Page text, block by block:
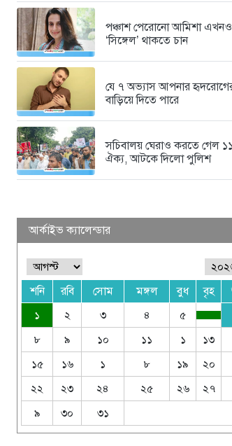
পঞ্চাশ পেরোনো আমিশা এখনও
‘সিঙ্গেল’ থাকতে চান
যে ৭ অভ্যাস আপনার
বাড়িয়ে দিতে পারে
সচিবালয় ঘেরাও করতে গেল
ঐক্য, আটকে দিলো পুলিশ
আর্কাইভ ক্যালেন্ডার
শনি রবি সোম মঙ্গল বুধ বৃহ
১ ২ ৩ ৪ ৫
৮
৯ ১০ ১১ ১ ১৩
১৫
১৬ ১ ৮ ১৯ ২০
২২
২৩ ২৪ ২৫ ২৬ ২৭
৯
৩০ ৩১